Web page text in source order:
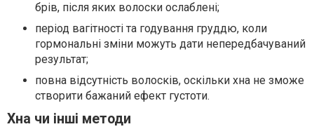
брів, після яких волоски ослаблені;
період вагітності та годування груддю, коли
гормональні зміни можуть дати непередбачуваний
результат;
повна відсутність волосків, оскільки хна не зможе
створити бажаний ефект густоти.
Хна чи інші методи